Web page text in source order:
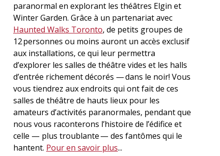
paranormal en explorant les théâtres Elgin et
Winter Garden. Grâce à un partenariat avec
Haunted Walks Toronto, de petits groupes de
12 personnes ou moins auront un accès exclusif
aux installations, ce qui leur permettra
d’explorer les salles de théâtre vides et les halls
d’entrée richement décorés — dans le noir! Vous
vous tiendrez aux endroits qui ont fait de ces
salles de théâtre de hauts lieux pour les
amateurs d’activités paranormales, pendant que
nous vous raconterons l’histoire de l’édifice et
celle — plus troublante — des fantômes qui le
hantent. Pour en savoir plus...